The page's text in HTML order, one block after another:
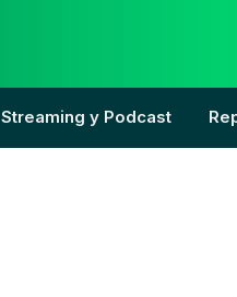
Streaming y Podcast